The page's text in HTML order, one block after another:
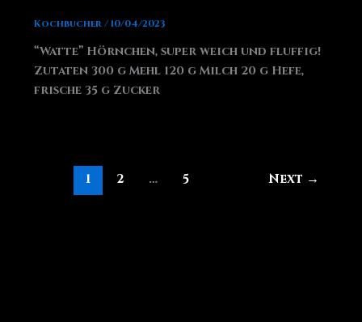
Kochbucher/10/04/2023
“Watte” Hörnchen, super weich und fluffig!
Zutaten 300 g Mehl 120 g Milch 20 g Hefe,
frische 35 g Zucker
1 2 … 5 Next →